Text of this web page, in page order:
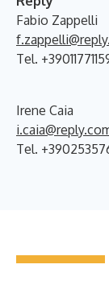
Fabio Zappelli
Tel.
Irene Caia
Tel.